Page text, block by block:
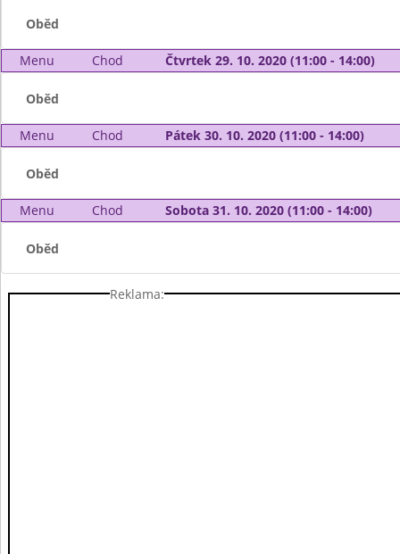
Oběd
Menu Chod Čtvrtek 29. 10. 2020 (11:00 - 14:00)
Oběd
Menu Chod Pátek 30. 10. 2020 (11:00 - 14:00)
Oběd
Menu Chod Sobota 31. 10. 2020 (11:00 - 14:00)
Oběd
Reklama: